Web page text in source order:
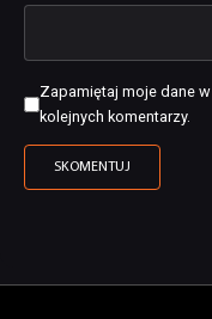
Zapamiętaj moje dane
kolejnych komentarzy.